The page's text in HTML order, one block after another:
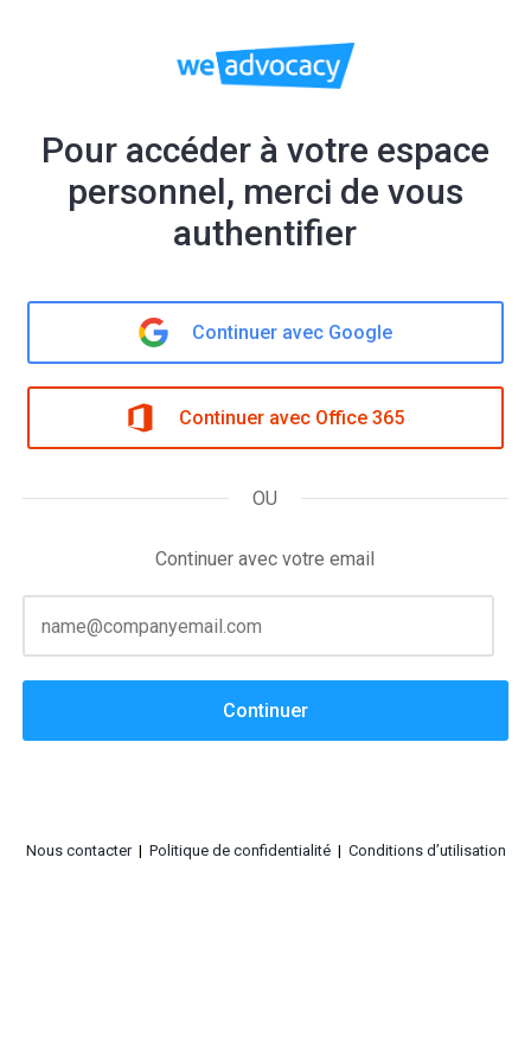
Pour accéder à votre espace
personnel, merci de vous
authentifier
Continuer avec Google
Continuer avec Office 365
OU
Continuer avec votre email
Continuer
Nous contacter| Politique de confidentialité| Conditions d’utilisation